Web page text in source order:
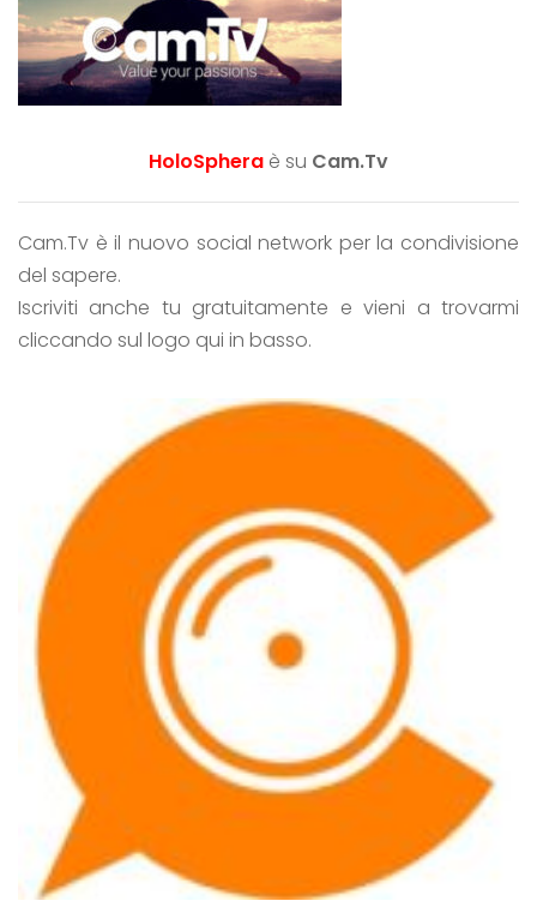
HoloSphera è su Cam.Tv
Cam.Tv è il nuovo social network per la condivisione
del sapere.
Iscriviti anche tu gratuitamente e vieni a trovarmi
cliccando sul logo qui in basso.